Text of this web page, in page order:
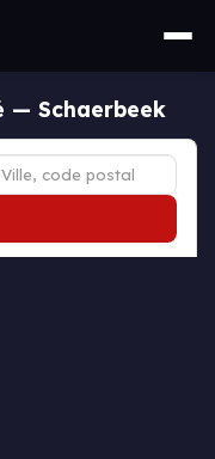
— Schaerbeek